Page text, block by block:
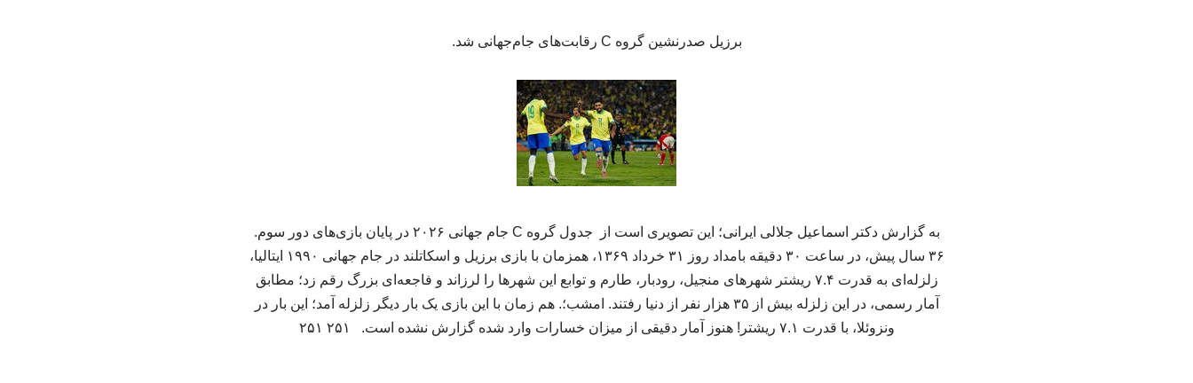
برزیل صدرنشین گروه C رقابت‌های جام‌جهانی شد.
به گزارش دکتر اسماعیل جلالی ایرانی؛ این تصویری است از جدول گروه C جام جهانی ٢٠٢۶ در پایان بازی‌های دور سوم.
۳۶ سال پیش، در ساعت ۳۰ دقیقه بامداد روز ۳۱ خرداد ۱۳۶۹، همزمان با بازی برزیل و اسکاتلند در جام جهانی ۱۹۹۰ ایتالیا،
زلزله‌ای به قدرت ۷.۴ ریشتر شهرهای منجیل، رودبار، طارم و توابع این شهرها را لرزاند و فاجعه‌ای بزرگ رقم زد؛ مطابق
آمار رسمی، در این زلزله بیش از ۳۵ هزار نفر از دنیا رفتند. امشب؛. هم زمان با این بازی یک بار دیگر زلزله آمد؛ این بار در
ونزوئلا، با قدرت ۷.۱ ریشتر! هنوز آمار دقیقی از میزان خسارات وارد شده گزارش نشده است. ۲۵۱ ۲۵۱